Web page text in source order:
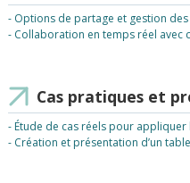
- Options de partage et gestion
- Collaboration en temps réel avec
Cas pratiques et
- Étude de cas réels pour
- Création et présentation d’un